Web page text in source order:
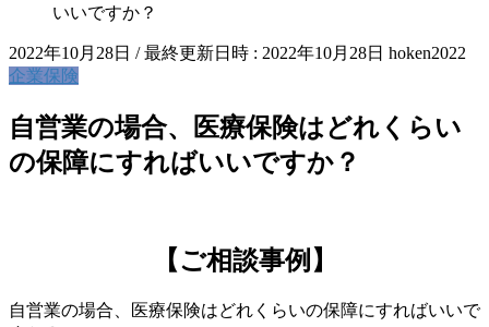
いいですか？
2022年10月28日 / 最終更新日時 : 2022年10月28日 hoken2022
企業保険
自営業の場合、医療保険はどれくらい
の保障にすればいいですか？
【ご相談事例】
自営業の場合、医療保険はどれくらいの保障にすればいいで